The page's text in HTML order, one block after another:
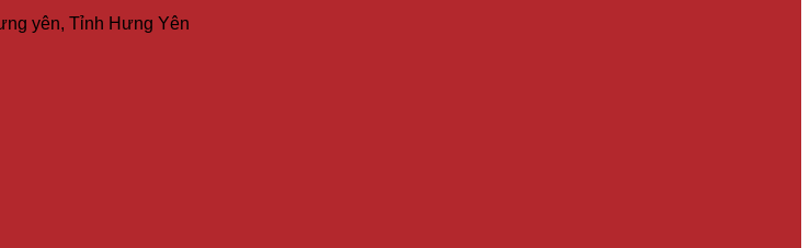
yên, Tỉnh Hưng Yên